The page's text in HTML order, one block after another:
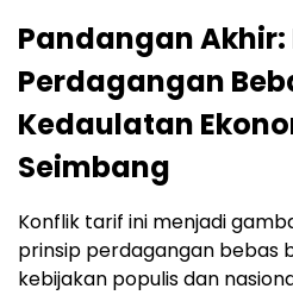
Pandangan
Perdagangan
Kedaulatan
Seimbang
Konflik tarif ini menjadi
prinsip perdagangan bebas
kebijakan populis dan